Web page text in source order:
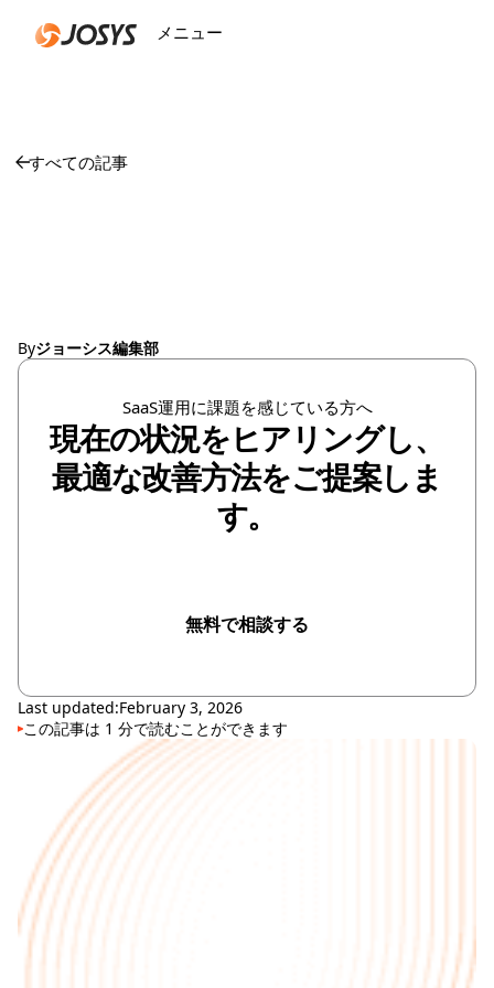
メニュー
すべての記事
Byジョーシス編集部
SaaS運用に課題を感じている方へ
現在の状況をヒアリングし、
最適な改善方法をご提案しま
す。
無料で相談する
Last updated:February 3, 2026
この記事は 1 分で読むことができます